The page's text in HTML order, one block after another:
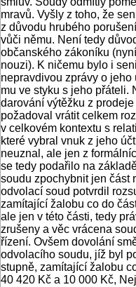
mravů. Vyšly z toho, že
z důvodu hrubého
vůči němu. Není tedy
občanského zákoníku
nouzi). K ničemu bylo i
nepravdivou zprávy o
mu ve styku s jeho přáteli.
darování výtěžku z
požadoval vrátit celkem
v celkovém kontextu s
které vybral vnuk z jeho
neuznal, ale jen z
se tedy podařilo na
soudu zpochybnit jen část
odvolací soud potvrdil
zamítající žalobu co do
ale jen v této části, tedy
zrušeny a věc vrácena
řízení. Ovšem dovolání
odvolacího soudu, jíž byl
stupně, zamítající žalobu
40 420 Kč a 10 000 Kč,